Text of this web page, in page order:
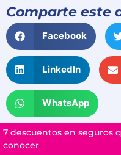
Comparte este
Facebook
LinkedIn
WhatsApp
7 descuentos en seguros
conocer